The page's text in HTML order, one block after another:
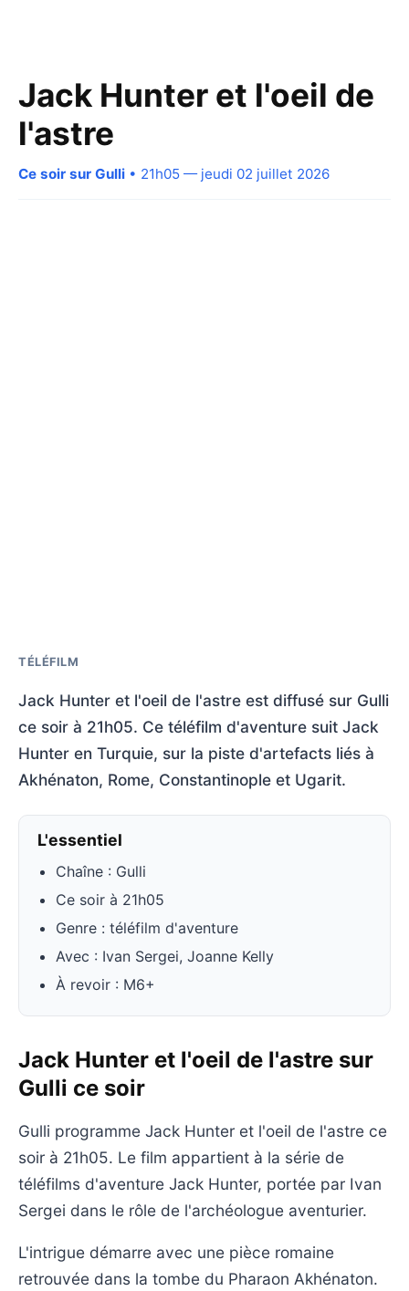
Jack Hunter et l'oeil de
l'astre
Ce soir sur Gulli • 21h05 — jeudi 02 juillet 2026
TÉLÉFILM
Jack Hunter et l'oeil de l'astre est diffusé sur Gulli
ce soir à 21h05. Ce téléfilm d'aventure suit Jack
Hunter en Turquie, sur la piste d'artefacts liés à
Akhénaton, Rome, Constantinople et Ugarit.
L'essentiel
Chaîne : Gulli
Ce soir à 21h05
Genre : téléfilm d'aventure
Avec : Ivan Sergei, Joanne Kelly
À revoir : M6+
Jack Hunter et l'oeil de l'astre sur
Gulli ce soir
Gulli programme Jack Hunter et l'oeil de l'astre ce
soir à 21h05. Le film appartient à la série de
téléfilms d'aventure Jack Hunter, portée par Ivan
Sergei dans le rôle de l'archéologue aventurier.
L'intrigue démarre avec une pièce romaine
retrouvée dans la tombe du Pharaon Akhénaton.